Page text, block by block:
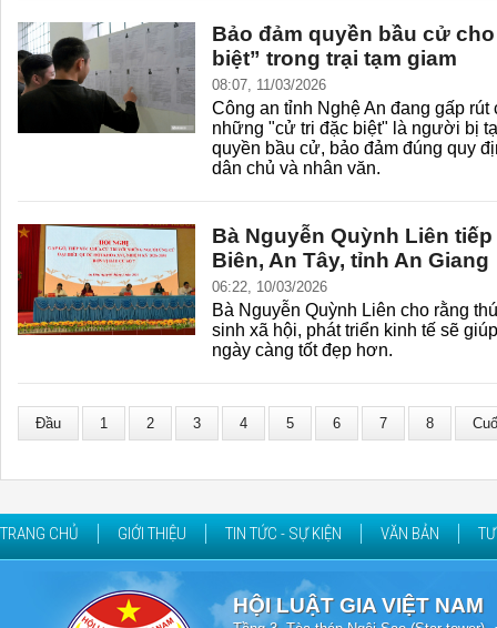
Bảo đảm quyền bầu cử
biệt” trong trại tạm giam
08:07, 11/03/2026
Công an tỉnh Nghệ An đang gấp
những "cử tri đặc biệt" là người bị
quyền bầu cử, bảo đảm đúng quy
dân chủ và nhân văn.
Bà Nguyễn Quỳnh Liên
Biên, An Tây, tỉnh An Giang
06:22, 10/03/2026
Bà Nguyễn Quỳnh Liên cho rằng
sinh xã hội, phát triển kinh tế sẽ
ngày càng tốt đẹp hơn.
Đầu 1 2 3 4 5 6 7 8
TRANG CHỦ GIỚI THIỆU TIN TỨC - SỰ KIỆN VĂN BẢN
HỘI LUẬT GIA VIỆT NAM